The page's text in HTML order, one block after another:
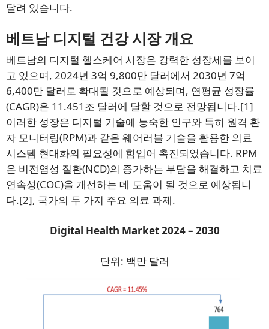
달려 있습니다.
베트남 디지털 건강 시장 개요
베트남의 디지털 헬스케어 시장은 강력한 성장세를 보이
고 있으며, 2024년 3억 9,800만 달러에서 2030년 7억
6,400만 달러로 확대될 것으로 예상되며, 연평균 성장률
(CAGR)은 11.451조 달러에 달할 것으로 전망됩니다.[1]
이러한 성장은 디지털 기술에 능숙한 인구와 특히 원격 환
자 모니터링(RPM)과 같은 웨어러블 기술을 활용한 의료
시스템 현대화의 필요성에 힘입어 촉진되었습니다. RPM
은 비전염성 질환(NCD)의 증가하는 부담을 해결하고 치료
연속성(COC)을 개선하는 데 도움이 될 것으로 예상됩니
다.[2], 국가의 두 가지 주요 의료 과제.
Digital Health Market 2024 – 2030
단위: 백만 달러